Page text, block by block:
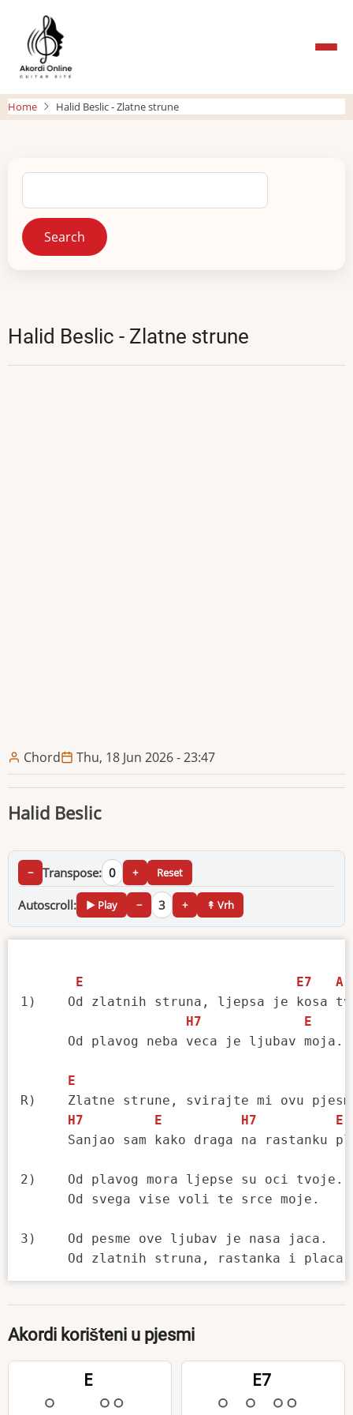
main
content
Home Halid Beslic - Zlatne strune
Search
Halid Beslic - Zlatne strune
Chord Thu, 18 Jun 2026 - 23:47
Halid Beslic
− Transpose: 0 + Reset
Autoscroll: ▶ Play − 3 + ↟ Vrh
E E7
A
1)    Od zlatnih struna, ljepsa je kosa
H7
E
Od plavog neba veca je
E
R)    Zlatne strune, svirajte mi ovu
H7
E H7
E
Sanjao sam kako draga na rastanku
2)    Od plavog mora ljepse su oci tvoje.
      Od svega vise voli te srce moje.
3)    Od pesme ove ljubav je nasa jaca.
Akordi korišteni u pjesmi
E E7